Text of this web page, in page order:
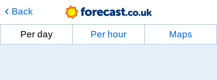
Back
Per day Per hour Maps